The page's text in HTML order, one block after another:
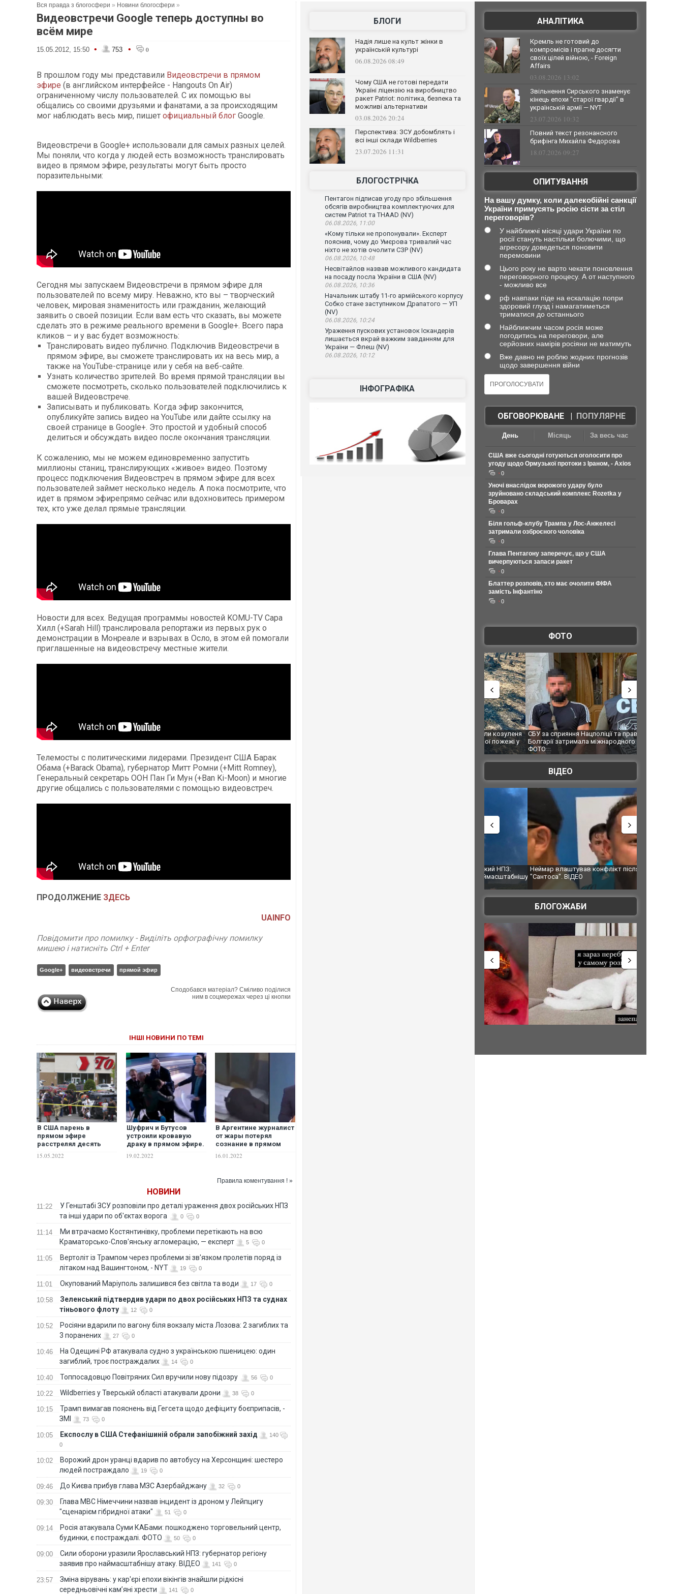
Вся правда з блогосфери » Новини блогосфери »
Видеовстречи Google теперь доступны во
всём мире
15.05.2012, 15:50 • 753 • 0
В прошлом году мы представили Видеовстречи в прямом
эфире (в английском интерфейсе - Hangouts On Air)
ограниченному числу пользователей. С их помощью вы
общались со своими друзьями и фанатами, а за происходящим
мог наблюдать весь мир, пишет официальный блог Google.
Видеовстречи в Google+ использовали для самых разных целей.
Мы поняли, что когда у людей есть возможность транслировать
видео в прямом эфире, результаты могут быть просто
поразительными:
Сегодня мы запускаем Видеовстречи в прямом эфире для
пользователей по всему миру. Неважно, кто вы – творческий
человек, мировая знаменитость или гражданин, желающий
заявить о своей позиции. Если вам есть что сказать, вы можете
сделать это в режиме реального времени в Google+. Всего пара
кликов – и у вас будет возможность:
Транслировать видео публично. Подключив Видеовстречи в
прямом эфире, вы сможете транслировать их на весь мир, а
также на YouTube-странице или у себя на веб-сайте.
Узнать количество зрителей. Во время прямой трансляции вы
сможете посмотреть, сколько пользователей подключились к
вашей Видеовстрече.
Записывать и публиковать. Когда эфир закончится,
опубликуйте запись видео на YouTube или дайте ссылку на
своей странице в Google+. Это простой и удобный способ
делиться и обсуждать видео после окончания трансляции.
К сожалению, мы не можем единовременно запустить
миллионы станиц, транслирующих «живое» видео. Поэтому
процесс подключения Видеовстреч в прямом эфире для всех
пользователей займет несколько недель. А пока посмотрите, что
идет в прямом эфирепрямо сейчас или вдохновитесь примером
тех, кто уже делал прямые трансляции.
Новости для всех. Ведущая программы новостей KOMU-TV Сара
Хилл (+Sarah Hill) транслировала репортажи из первых рук о
демонстрации в Монреале и взрывах в Осло, в этом ей помогали
приглашенные на видеовстречу местные жители.
Телемосты с политическими лидерами. Президент США Барак
Обама (+Barack Obama), губернатор Митт Ромни (+Mitt Romney),
Генеральный секретарь ООН Пан Ги Мун (+Ban Ki-Moon) и многие
другие общались с пользователями с помощью видеовстреч.
ПРОДОЛЖЕНИЕ ЗДЕСЬ
UAINFO
Повідомити про помилку - Виділіть орфографічну помилку
мишею і натисніть Ctrl + Enter
Google+ видеовстречи прямой эфир
Сподобався матеріал? Сміливо поділися
ним в соцмережах через ці кнопки
ІНШІ НОВИНИ ПО ТЕМІ
В США парень в
прямом эфире
расстрелял десять
15.05.2022
Шуфрич и Бутусов
устроили кровавую
драку в прямом эфире.
19.02.2022
В Аргентине журналист
от жары потерял
сознание в прямом
16.01.2022
Правила коментування ! »
НОВИНИ
11:22
У Генштабі ЗСУ розповіли про деталі ураження двох російських НПЗ
та інші удари по об'єктах ворога
0 0
11:14
Ми втрачаємо Костянтинівку, проблеми перетікають на всю
Краматорсько-Слов'янську агломерацію, — експерт
5 0
11:05
Вертоліт із Трампом через проблеми зі зв'язком пролетів поряд із
літаком над Вашингтоном, - NYT
19 0
11:01 Окупований Маріуполь залишився без світла та води 17 0
10:58
Зеленський підтвердив удари по двох російських НПЗ та суднах
тіньового флоту
12 0
10:52
Росіяни вдарили по вагону біля вокзалу міста Лозова: 2 загиблих та
3 поранених
27 0
10:46
На Одещині РФ атакувала судно з українською пшеницею: один
загиблий, троє постраждалих
14 0
10:40 Топпосадовцю Повітряних Сил вручили нову підозру 56 0
10:22 Wildberries у Тверській області атакували дрони 38 0
10:15
Трамп вимагав пояснень від Гегсета щодо дефіциту боєприпасів, -
ЗМІ
73 0
10:05 Експослу в США Стефанішиній обрали запобіжний захід
140
0
10:02
Ворожий дрон уранці вдарив по автобусу на Херсонщині: шестеро
людей постраждало
19 0
09:46 До Києва прибув глава МЗС Азербайджану 32 0
09:30
Глава МВС Німеччини назвав інцидент із дроном у Лейпцигу
"сценарієм гібридної атаки"
51 0
09:14
Росія атакувала Суми КАБами: пошкоджено торговельний центр,
будинки, є постраждалі. ФОТО
50 0
09:00
Сили оборони уразили Ярославський НПЗ: губернатор регіону
заявив про наймасштабнішу атаку. ВІДЕО
141 0
23:57
Зміна вірувань: у кар'єрі епохи вікінгів знайшли рідкісні
середньовічні кам’яні хрести
141 0
БЛОГИ
Надія лише на культ жінки в
українській культурі
06.08.2026 08:49
Чому США не готові передати
Україні ліцензію на виробництво
ракет Patriot: політика, безпека та
можливі альтернативи
03.08.2026 20:24
Перспектива: ЗСУ добомблять і
всі інші склади Wildberries
23.07.2026 11:31
БЛОГОСТРІЧКА
Пентагон підписав угоду про збільшення
обсягів виробництва комплектуючих для
систем Patriot та THAAD (NV)
06.08.2026, 11:00
«Кому тільки не пропонували». Експерт
пояснив, чому до Умєрова тривалий час
ніхто не хотів очолити СЗР (NV)
06.08.2026, 10:48
Несвітайлов назвав можливого кандидата
на посаду посла України в США (NV)
06.08.2026, 10:36
Начальник штабу 11-го армійського корпусу
Собко стане заступником Драпатого — УП
(NV)
06.08.2026, 10:24
Ураження пускових установок Іскандерів
лишається вкрай важким завданням для
України — Флеш (NV)
06.08.2026, 10:12
ІНФОГРАФІКА
АНАЛІТИКА
Кремль не готовий до
компромісів і прагне досягти
своїх цілей війною, - Foreign
Affairs
03.08.2026 13:02
Звільнення Сирського знаменує
кінець епохи "старої гвардії" в
українській армії — NYT
23.07.2026 10:32
Повний текст резонансного
брифінга Михайла Федорова
18.07.2026 09:27
ОПИТУВАННЯ
На вашу думку, коли далекобійні санкції
України примусять росію сісти за стіл
переговорів?
У найближчі місяці удари України по
росії стануть настільки болючими, що
агресору доведеться поновити
перемовини
Цього року не варто чекати поновлення
переговорного процесу. А от наступного
- можливо все
рф навпаки піде на ескалацію попри
здоровий глузд і намагатиметься
триматися до останнього
Найближчим часом росія може
погодитись на переговори, але
серйозних намірів росіяни не матимуть
Вже давно не роблю жодних прогнозів
щодо завершення війни
ОБГОВОРЮВАНЕ| ПОПУЛЯРНЕ
День Місяць За весь час
США вже сьогодні готуються оголосити про
угоду щодо Ормузької протоки з Іраном, - Axios
0
Уночі внаслідок ворожого удару було
зруйновано складський комплекс Rozetka у
Броварах
0
Біля гольф-клубу Трампа у Лос-Анжелесі
затримали озброєного чоловіка
0
Глава Пентагону заперечує, що у США
вичерпуються запаси ракет
0
Блаттер розповів, хто має очолити ФІФА
замість Інфантіно
0
ФОТО
Росія атакувала Суми КАБами: пошкоджено
торговельний центр, будинки, є постраждалі.
СБУ за сприяння Нацполіції та правоохоронців
Болгарії затримала міжнародного наркобарона.
ФОТО
ВІДЕО
Топпосадовцю Повітряних Сил вручили нову
губернатор регіону заявив про наймасштабнішу
Неймар влаштував конфлікт після перемоги
"Сантоса". ВІДЕО
БЛОГОЖАБИ